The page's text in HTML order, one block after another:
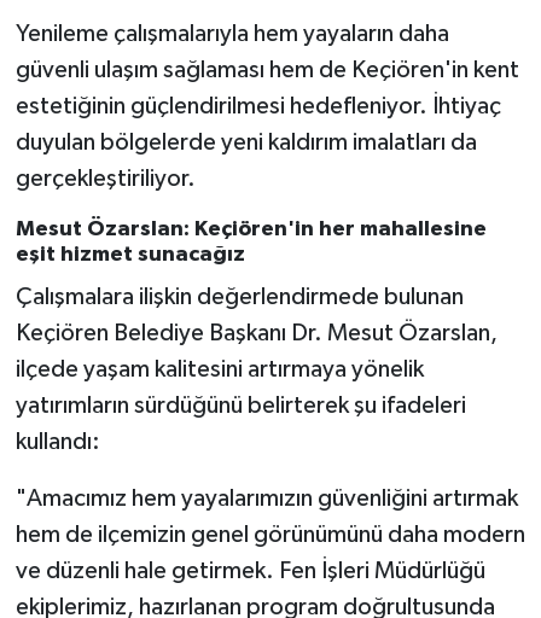
Yenileme çalışmalarıyla hem yayaların daha
güvenli ulaşım sağlaması hem de Keçiören'in kent
estetiğinin güçlendirilmesi hedefleniyor. İhtiyaç
duyulan bölgelerde yeni kaldırım imalatları da
gerçekleştiriliyor.
Mesut Özarslan: Keçiören'in her mahallesine
eşit hizmet sunacağız
Çalışmalara ilişkin değerlendirmede bulunan
Keçiören Belediye Başkanı Dr. Mesut Özarslan,
ilçede yaşam kalitesini artırmaya yönelik
yatırımların sürdüğünü belirterek şu ifadeleri
kullandı:
"Amacımız hem yayalarımızın güvenliğini artırmak
hem de ilçemizin genel görünümünü daha modern
ve düzenli hale getirmek. Fen İşleri Müdürlüğü
ekiplerimiz, hazırlanan program doğrultusunda